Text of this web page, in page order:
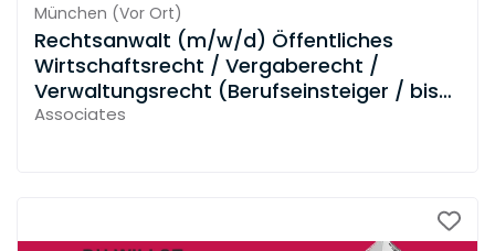
München (Vor Ort)
Rechtsanwalt (m/w/d) Öffentliches
Wirtschaftsrecht / Vergaberecht /
Verwaltungsrecht (Berufseinsteiger / bis
zu 3 Jahre Berufserfahrung)
Associates